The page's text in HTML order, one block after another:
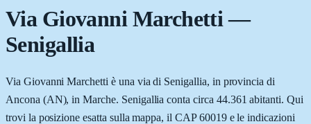
Via Giovanni Marchetti—
Senigallia
Via Giovanni Marchetti è una via di Senigallia, in provincia di
Ancona (AN), in Marche. Senigallia conta circa 44.361 abitanti. Qui
trovi la posizione esatta sulla mappa, il CAP 60019 e le indicazioni